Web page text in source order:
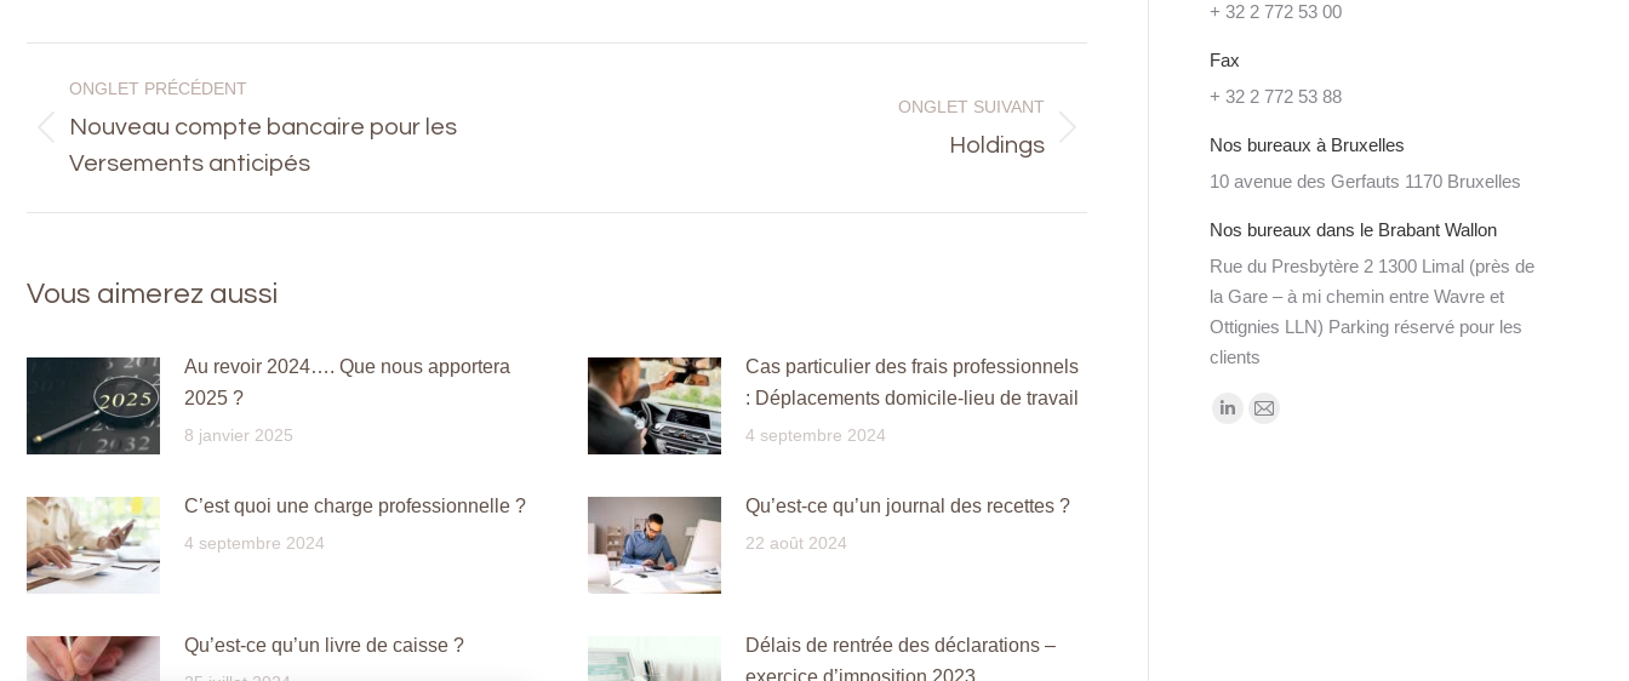
Navigation
de
commentaire
ONGLET PRÉCÉDENT
précédent
Nouveau compte bancaire pour les
Versements anticipés
ONGLET SUIVANT
Holdings
Vous aimerez aussi
Au revoir 2024…. Que nous apportera
2025 ?
8 janvier 2025
Cas particulier des frais professionnels
: Déplacements domicile-lieu de travail
4 septembre 2024
C’est quoi une charge professionnelle ?
4 septembre 2024
Qu’est-ce qu’un journal des recettes ?
22 août 2024
Qu’est-ce qu’un livre de caisse ?
Délais de rentrée des déclarations –
exercice d’imposition 2023
+ 32 2 772 53 00
Fax
+ 32 2 772 53 88
Nos bureaux à Bruxelles
10 avenue des Gerfauts 1170 Bruxelles
Nos bureaux dans le Brabant Wallon
Rue du Presbytère 2 1300 Limal (près de
la Gare – à mi chemin entre Wavre et
Ottignies LLN) Parking réservé pour les
clients
Trouvez nous sur :